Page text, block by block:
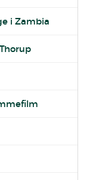
i Zambia